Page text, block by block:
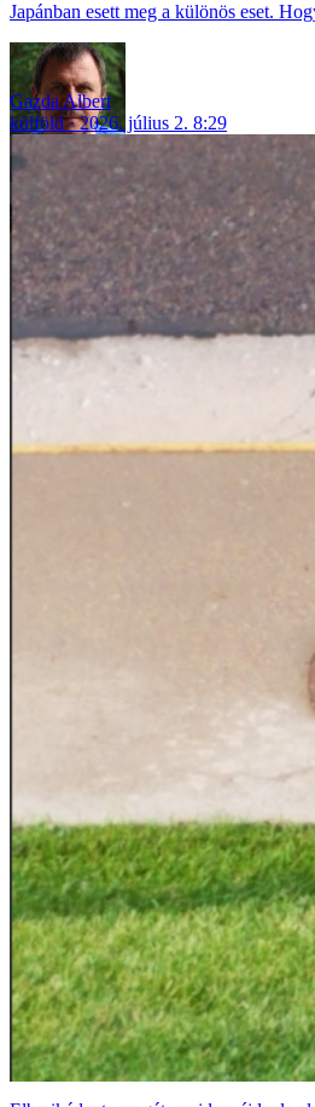
Japánban esett meg a különös eset.
Gazda Albert
külföld
2026. július 2. 8:29